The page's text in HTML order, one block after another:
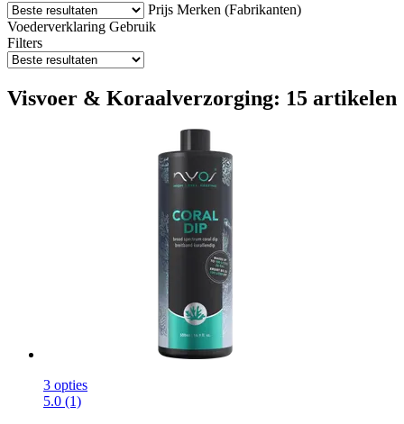
Prijs Merken (Fabrikanten)
Voederverklaring Gebruik
Filters
Visvoer & Koraalverzorging: 15 artikelen
3 opties
5.0 (1)